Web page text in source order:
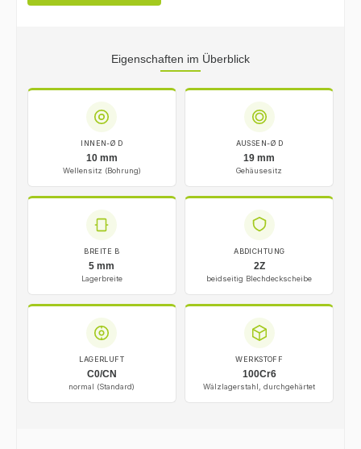
Eigenschaften im Überblick
INNEN-Ø D
10 mm
Wellensitz (Bohrung)
AUSSEN-Ø D
19 mm
Gehäusesitz
BREITE B
5 mm
Lagerbreite
ABDICHTUNG
2Z
beidseitig Blechdeckscheibe
LAGERLUFT
C0/CN
normal (Standard)
WERKSTOFF
100Cr6
Wälzlagerstahl, durchgehärtet